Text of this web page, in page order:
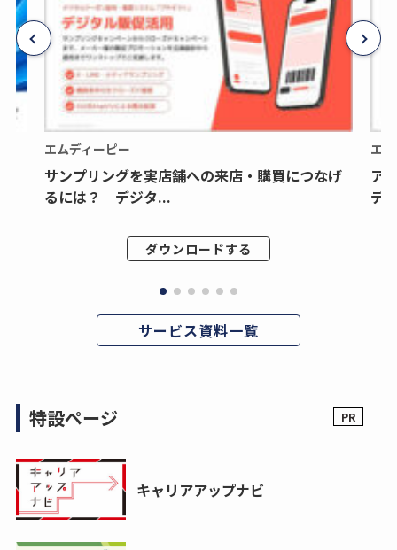
エムディーピー
サンプリングを実店舗への来店・購買につなげ
るには？ デジタ...
ダウンロードする
エ
ア
デ
サービス資料一覧
特設ページ
キャリアアップナビ